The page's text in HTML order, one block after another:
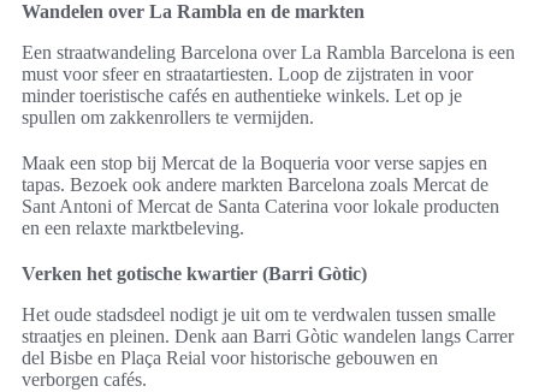
Wandelen over La Rambla en de markten
Een straatwandeling Barcelona over La Rambla Barcelona is een
must voor sfeer en straatartiesten. Loop de zijstraten in voor
minder toeristische cafés en authentieke winkels. Let op je
spullen om zakkenrollers te vermijden.
Maak een stop bij Mercat de la Boqueria voor verse sapjes en
tapas. Bezoek ook andere markten Barcelona zoals Mercat de
Sant Antoni of Mercat de Santa Caterina voor lokale producten
en een relaxte marktbeleving.
Verken het gotische kwartier (Barri Gòtic)
Het oude stadsdeel nodigt je uit om te verdwalen tussen smalle
straatjes en pleinen. Denk aan Barri Gòtic wandelen langs Carrer
del Bisbe en Plaça Reial voor historische gebouwen en
verborgen cafés.